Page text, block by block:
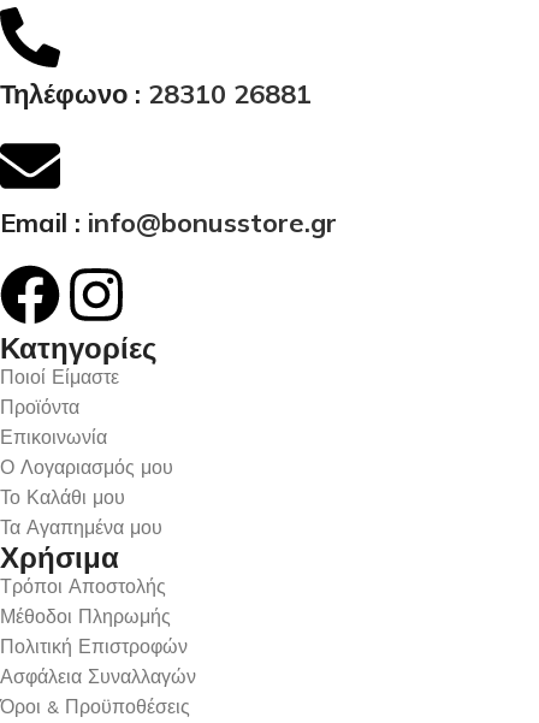
Τηλέφωνο : 28310 26881
Email : info@bonusstore.gr
Κατηγορίες
Ποιοί Είμαστε
Προϊόντα
Επικοινωνία
Ο Λογαριασμός μου
Το Καλάθι μου
Τα Αγαπημένα μου
Χρήσιμα
Τρόποι Αποστολής
Μέθοδοι Πληρωμής
Πολιτική Επιστροφών
Ασφάλεια Συναλλαγών
Όροι & Προϋποθέσεις